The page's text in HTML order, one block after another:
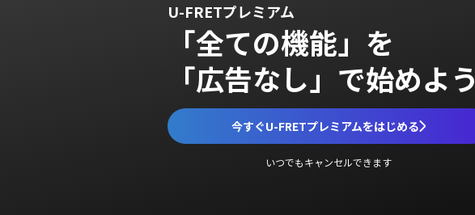
U-FRETプレミアム
「全ての機能」を
「広告なし」で始めよう
今すぐU-FRETプレミアムをはじめる
いつでもキャンセルできます